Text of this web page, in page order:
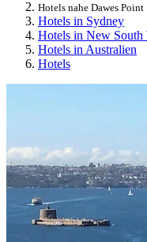
Hotels nahe Dawes Point
Hotels in Sydney
Hotels in New South
Hotels in Australien
Hotels